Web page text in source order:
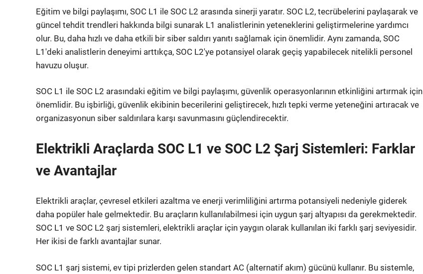
Eğitim ve bilgi paylaşımı, SOC L1 ile SOC L2 arasında sinerji yaratır. SOC L2, tecrübelerini paylaşarak ve
güncel tehdit trendleri hakkında bilgi sunarak L1 analistlerinin yeteneklerini geliştirmelerine yardımcı
olur. Bu, daha hızlı ve daha etkili bir siber saldırı yanıtı sağlamak için önemlidir. Aynı zamanda, SOC
L1'deki analistlerin deneyimi arttıkça, SOC L2'ye potansiyel olarak geçiş yapabilecek nitelikli personel
havuzu oluşur.
SOC L1 ile SOC L2 arasındaki eğitim ve bilgi paylaşımı, güvenlik operasyonlarının etkinliğini artırmak için
önemlidir. Bu işbirliği, güvenlik ekibinin becerilerini geliştirecek, hızlı tepki verme yeteneğini artıracak ve
organizasyonun siber saldırılara karşı savunmasını güçlendirecektir.
Elektrikli Araçlarda SOC L1 ve SOC L2 Şarj Sistemleri: Farklar
ve Avantajlar
Elektrikli araçlar, çevresel etkileri azaltma ve enerji verimliliğini artırma potansiyeli nedeniyle giderek
daha popüler hale gelmektedir. Bu araçların kullanılabilmesi için uygun şarj altyapısı da gerekmektedir.
SOC L1 ve SOC L2 şarj sistemleri, elektrikli araçlar için yaygın olarak kullanılan iki farklı şarj seviyesidir.
Her ikisi de farklı avantajlar sunar.
SOC L1 şarj sistemi, ev tipi prizlerden gelen standart AC (alternatif akım) gücünü kullanır. Bu sistemle,